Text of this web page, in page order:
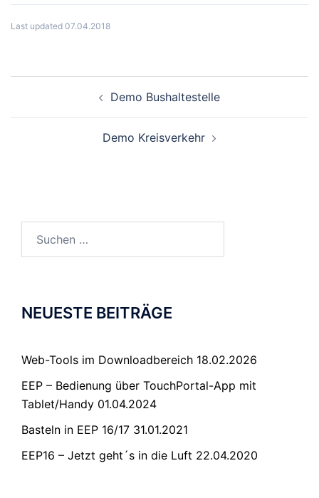
Last updated 07.04.2018
Beitragsnavigation
Demo Bushaltestelle
Demo Kreisverkehr
NEUESTE BEITRÄGE
Web-Tools im Downloadbereich 18.02.2026
EEP – Bedienung über TouchPortal-App mit
Tablet/Handy 01.04.2024
Basteln in EEP 16/17 31.01.2021
EEP16 – Jetzt geht´s in die Luft 22.04.2020